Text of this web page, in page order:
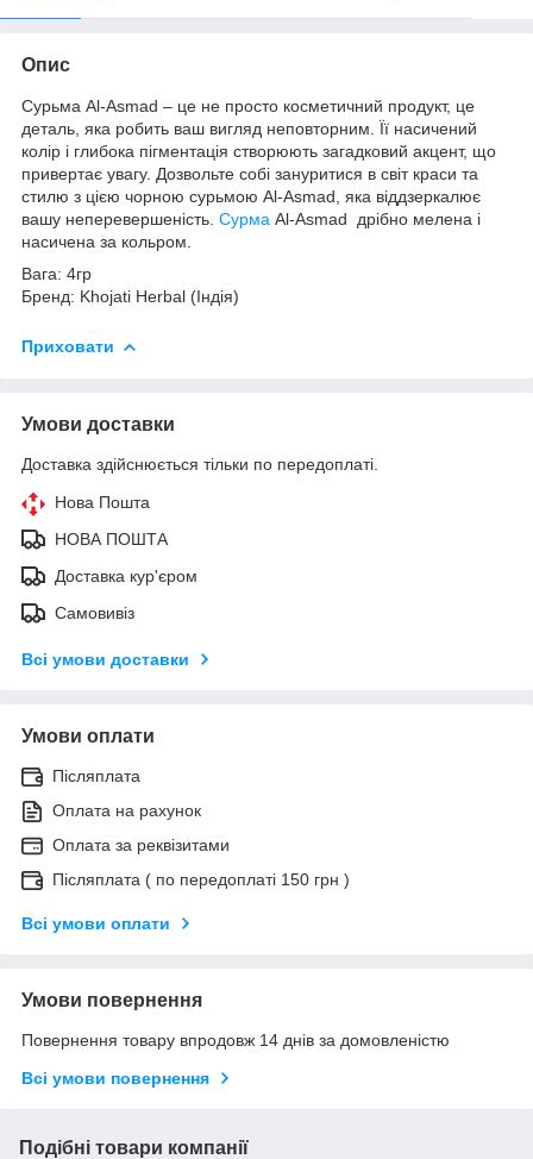
Опис
Сурьма Al-Asmad – це не просто косметичний продукт, це
деталь, яка робить ваш вигляд неповторним. Її насичений
колір і глибока пігментація створюють загадковий акцент, що
привертає увагу. Дозвольте собі зануритися в світ краси та
стилю з цією чорною сурьмою Al-Asmad, яка віддзеркалює
вашу неперевершеність. Сурма Al-Asmad дрібно мелена і
насичена за кольром.
Вага: 4гр
Бренд: Khojati Herbal (Індія)
Приховати
Умови доставки
Доставка здійснюється тільки по передоплаті.
Нова Пошта
НОВА ПОШТА
Доставка кур'єром
Самовивіз
Всі умови доставки
Умови оплати
Післяплата
Оплата на рахунок
Оплата за реквізитами
Післяплата ( по передоплаті 150 грн )
Всі умови оплати
Умови повернення
Повернення товару впродовж 14 днів за домовленістю
Всі умови повернення
Подібні товари компанії